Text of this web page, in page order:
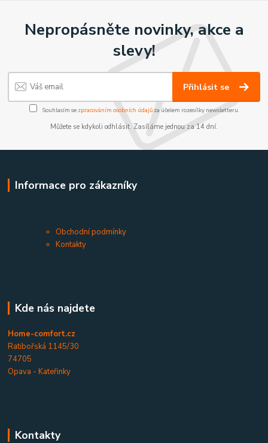
Nepropásněte novinky, akce a
slevy!
Přihlásit se
Souhlasím se zpracováním osobních údajůza účelem rozesílky newsletteru.
Můžete se kdykoli odhlásit. Zasíláme jednou za 14 dní.
Informace pro zákazníky
Obchodní podmínky
Kontakty
Kde nás najdete
Home-comfort.cz
Ratibořská 1145/30
74705
Opava - Kateřinky
Kontakty